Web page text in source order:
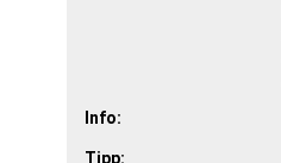
Info:
Tipp: